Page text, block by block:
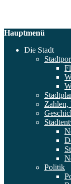
Hauptmenü
Die Stadt
Zahlen,
Politik